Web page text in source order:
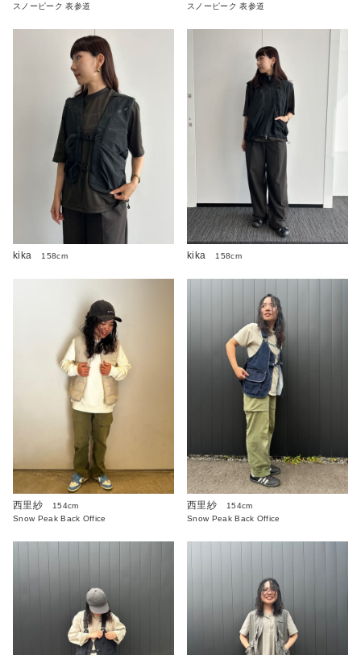
スノーピーク 表参道
スノーピーク 表参道
kika 158cm kika 158cm
西里紗
154cm
Snow Peak Back Office
西里紗
154cm
Snow Peak Back Office